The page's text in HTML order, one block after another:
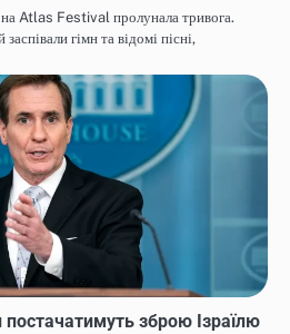
Atlas Festival пролунала тривога.
гімн та відомі пісні,
зброю Ізраїлю